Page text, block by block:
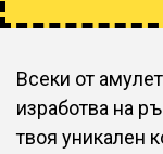
Всеки от
изработва на
твоя уникален